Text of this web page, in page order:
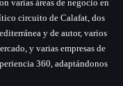
varias áreas de negocio en
circuito de Calafat, dos
y de autor, varios
y varias empresas de
360, adaptándonos